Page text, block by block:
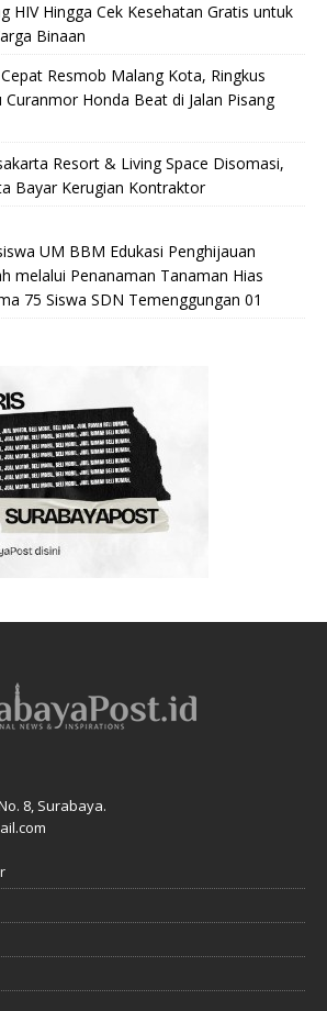
HIV Hingga Cek Kesehatan Gratis untuk
Binaan
Resmob Malang Kota, Ringkus
Curanmor Honda Beat di Jalan Pisang
Resort & Living Space Disomasi,
Bayar Kerugian Kontraktor
UM BBM Edukasi Penghijauan
melalui Penanaman Tanaman Hias
75 Siswa SDN Temenggungan 01
8, Surabaya.